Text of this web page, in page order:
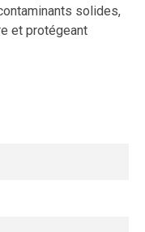
solides,
et protégeant
peu
une longue